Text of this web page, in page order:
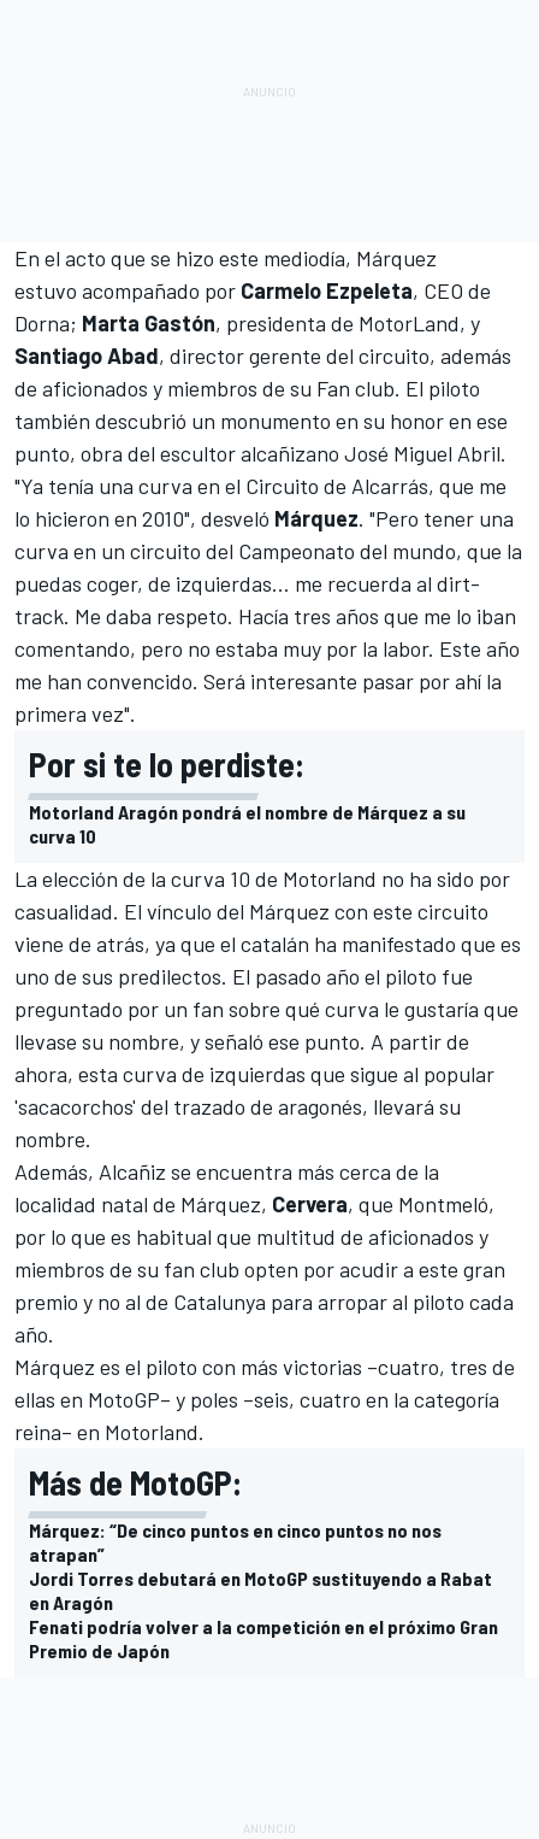
En el acto que se hizo este mediodía, Márquez
estuvo acompañado por Carmelo Ezpeleta, CEO de
Dorna; Marta Gastón, presidenta de MotorLand, y
Santiago Abad, director gerente del circuito, además
de aficionados y miembros de su Fan club. El piloto
también descubrió un monumento en su honor en ese
punto, obra del escultor alcañizano José Miguel Abril.
"Ya tenía una curva en el Circuito de Alcarrás, que me
lo hicieron en 2010", desveló Márquez. "Pero tener una
curva en un circuito del Campeonato del mundo, que la
puedas coger, de izquierdas... me recuerda al dirt-
track. Me daba respeto. Hacía tres años que me lo iban
comentando, pero no estaba muy por la labor. Este año
me han convencido. Será interesante pasar por ahí la
primera vez".
Por si te lo perdiste:
Motorland Aragón pondrá el nombre de Márquez a su
curva 10
La elección de la curva 10 de Motorland no ha sido por
casualidad. El vínculo del Márquez con este circuito
viene de atrás, ya que el catalán ha manifestado que es
uno de sus predilectos. El pasado año el piloto fue
preguntado por un fan sobre qué curva le gustaría que
llevase su nombre, y señaló ese punto. A partir de
ahora, esta curva de izquierdas que sigue al popular
'sacacorchos' del trazado de aragonés, llevará su
nombre.
Además, Alcañiz se encuentra más cerca de la
localidad natal de Márquez, Cervera, que Montmeló,
por lo que es habitual que multitud de aficionados y
miembros de su fan club opten por acudir a este gran
premio y no al de Catalunya para arropar al piloto cada
año.
Márquez es el piloto con más victorias –cuatro, tres de
ellas en MotoGP– y poles –seis, cuatro en la categoría
reina– en Motorland.
Más de MotoGP:
Márquez: “De cinco puntos en cinco puntos no nos
atrapan”
Jordi Torres debutará en MotoGP sustituyendo a Rabat
en Aragón
Fenati podría volver a la competición en el próximo Gran
Premio de Japón